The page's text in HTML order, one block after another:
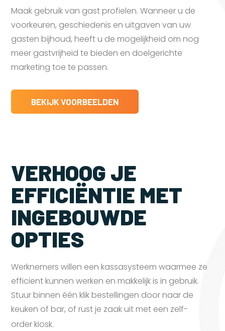
Maak gebruik van gast profielen. Wanneer u de
voorkeuren, geschiedenis en uitgaven van uw
gasten bijhoud, heeft u de mogelijkheid om nog
meer gastvrijheid te bieden en doelgerichte
marketing toe te passen.
BEKIJK VOORBEELDEN
VERHOOG JE
EFFICIËNTIE MET
INGEBOUWDE
OPTIES
Werknemers willen een kassasysteem waarmee ze
efficient kunnen werken en makkelijk is in gebruik.
Stuur binnen één klik bestellingen door naar de
keuken of bar, of rust je zaak uit met een zelf-
order kiosk.